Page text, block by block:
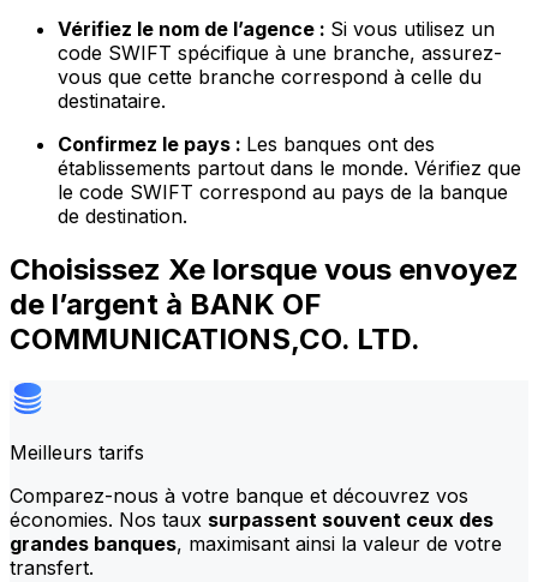
Vérifiez le nom de l’agence : Si vous utilisez un
code SWIFT spécifique à une branche, assurez-
vous que cette branche correspond à celle du
destinataire.
Confirmez le pays : Les banques ont des
établissements partout dans le monde. Vérifiez que
le code SWIFT correspond au pays de la banque
de destination.
Choisissez Xe lorsque vous envoyez
de l’argent à BANK OF
COMMUNICATIONS,CO. LTD.
Meilleurs tarifs
Comparez-nous à votre banque et découvrez vos
économies. Nos taux surpassent souvent ceux des
grandes banques, maximisant ainsi la valeur de votre
transfert.